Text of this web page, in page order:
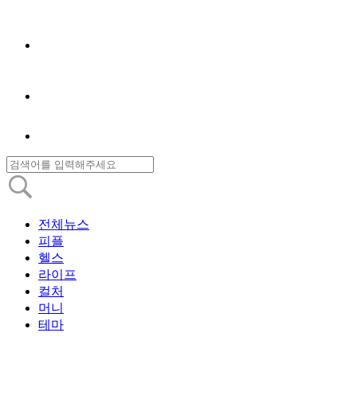
전체뉴스
피플
헬스
라이프
컬처
머니
테마